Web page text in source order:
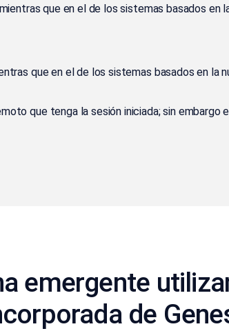
que en el de los sistemas basados en
que en el de los sistemas basados en la
que tenga la sesión iniciada; sin embargo
emergente
de